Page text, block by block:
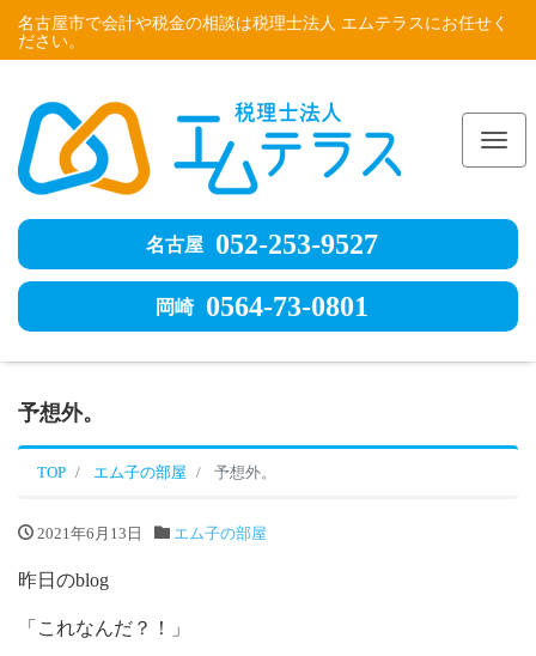
名古屋市で会計や税金の相談は税理士法人 エムテラスにお任せく
ださい。
名古屋 052-253-9527
岡崎 0564-73-0801
予想外。
TOP エム子の部屋 予想外。
2021年6月13日 エム子の部屋
昨日のblog
「これなんだ？！」